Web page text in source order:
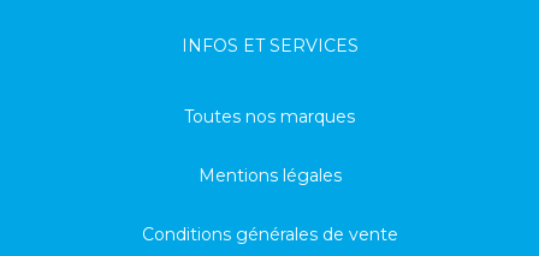
INFOS ET SERVICES
Toutes nos marques
Mentions légales
Conditions générales de vente